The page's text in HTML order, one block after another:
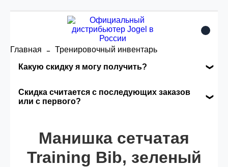
Главная
Тренировочный инвентарь
Какую скидку я могу получить?
заказа, общая сумма заказа считается по
розничной цене
Скидка считается с последующих заказов
или с первого?
автоматически активизируется в корзине вашего
заказа.
Манишка сетчатая
Training Bib, зеленый